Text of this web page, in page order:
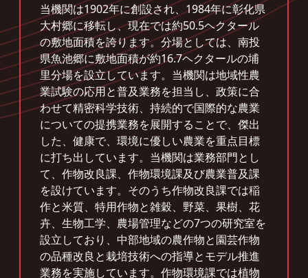
当機関は1902年に創設され、1984年に彰化県
大村郷に移転し、現在では約50.5ヘクタール
の敷地面積を誇ります。分場としては、南投
県魚池郷に敷地面積が約16.7ヘクタールの埔
里分場を設立しています。当機関は地域性農
業試験の応用と普及業務を担当し、政策に合
わせて精密科学技術、持続的で国際的な農業
についての提携業務を展開することで、傑出
した、健康で、環境に優しい農業を重点目標
に打ち出しています。当機関は業務部門とし
て、作物改良課、作物環境課及び農業普及課
を設けています。そのうち作物改良課では稲
作と米質、特用作物と雑穀、野菜、果樹、花
卉、生物工学、農場管理などの7つの研究室を
設立しており、中部地域の農作物と園芸作物
の品種改良と栽培技術への指導とモデル推進
業務を実施しています。作物環境課では植物